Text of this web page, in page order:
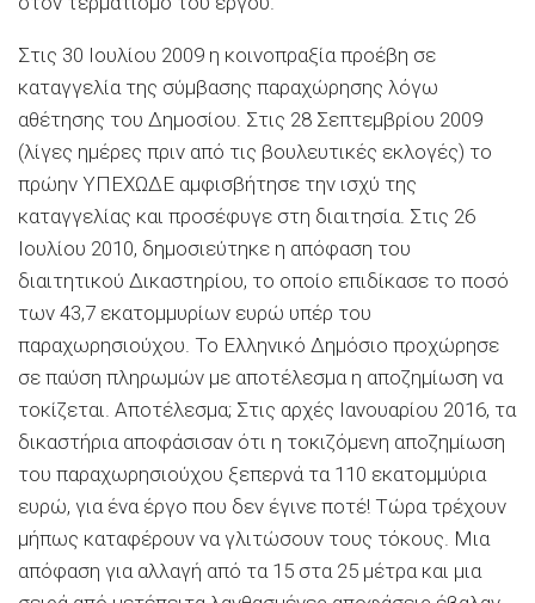
Στις 30 Ιουλίου 2009 η κοινοπραξία προέβη σε
καταγγελία της σύμβασης παραχώρησης λόγω
αθέτησης του Δημοσίου. Στις 28 Σεπτεμβρίου 2009
(λίγες ημέρες πριν από τις βουλευτικές εκλογές) το
πρώην ΥΠΕΧΩΔΕ αμφισβήτησε την ισχύ της
καταγγελίας και προσέφυγε στη διαιτησία. Στις 26
Ιουλίου 2010, δημοσιεύτηκε η απόφαση του
διαιτητικού Δικαστηρίου, το οποίο επιδίκασε το ποσό
των 43,7 εκατομμυρίων ευρώ υπέρ του
παραχωρησιούχου. Το Ελληνικό Δημόσιο προχώρησε
σε παύση πληρωμών με αποτέλεσμα η αποζημίωση να
τοκίζεται. Αποτέλεσμα; Στις αρχές Ιανουαρίου 2016, τα
δικαστήρια αποφάσισαν ότι η τοκιζόμενη αποζημίωση
του παραχωρησιούχου ξεπερνά τα 110 εκατομμύρια
ευρώ, για ένα έργο που δεν έγινε ποτέ! Τώρα τρέχουν
μήπως καταφέρουν να γλιτώσουν τους τόκους. Μια
απόφαση για αλλαγή από τα 15 στα 25 μέτρα και μια